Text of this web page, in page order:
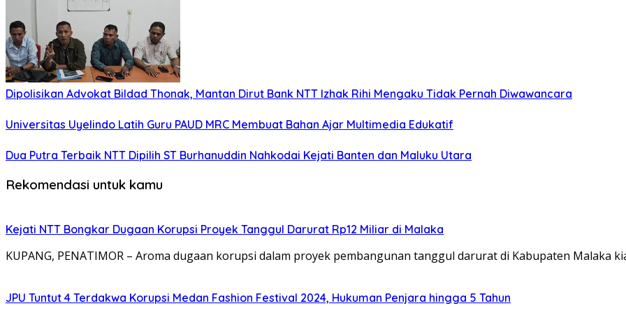
Dipolisikan Advokat Bildad Thonak, Mantan Dirut Bank NTT Izhak Rihi Mengaku Tidak Pernah Diwawancara
Universitas Uyelindo Latih Guru PAUD MRC Membuat Bahan Ajar Multimedia Edukatif
Dua Putra Terbaik NTT Dipilih ST Burhanuddin Nahkodai Kejati Banten dan Maluku Utara
Rekomendasi untuk kamu
Kejati NTT Bongkar Dugaan Korupsi Proyek Tanggul Darurat Rp12 Miliar di Malaka
KUPANG, PENATIMOR – Aroma dugaan korupsi dalam proyek pembangunan tanggul darurat di Kabupaten Malaka
JPU Tuntut 4 Terdakwa Korupsi Medan Fashion Festival 2024, Hukuman Penjara hingga 5 Tahun